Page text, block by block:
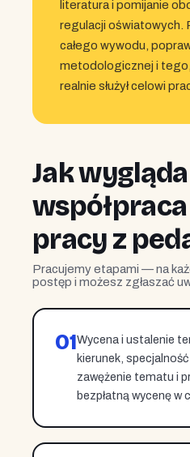
literatura i pomijanie
regulacji oświatowych.
całego wywodu,
metodologicznej i tego,
realnie służył celowi
Jak wygląda
pracy z
Pracujemy etapami — na
postęp i możesz zgłaszać
01Wycena i ustalenie
kierunek,
zawężenie tematu i
bezpłatną wycenę w